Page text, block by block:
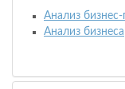
Анализ
Анализ бизнеса